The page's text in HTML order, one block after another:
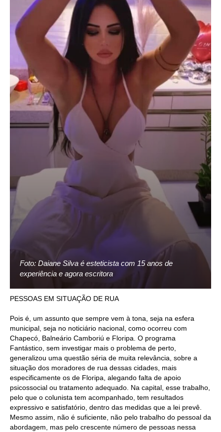
Foto: Daiane Silva é esteticista com 15 anos de
experiência e agora escritora
PESSOAS EM SITUAÇÃO DE RUA
Pois é, um assunto que sempre vem à tona, seja na esfera
municipal, seja no noticiário nacional, como ocorreu com
Chapecó, Balneário Camboriú e Floripa. O programa
Fantástico, sem investigar mais o problema de perto,
generalizou uma questão séria de muita relevância, sobre a
situação dos moradores de rua dessas cidades, mais
especificamente os de Floripa, alegando falta de apoio
psicossocial ou tratamento adequado. Na capital, esse trabalho,
pelo que o colunista tem acompanhado, tem resultados
expressivo e satisfatório, dentro das medidas que a lei prevê.
Mesmo assim, não é suficiente, não pelo trabalho do pessoal da
abordagem, mas pelo crescente número de pessoas nessa